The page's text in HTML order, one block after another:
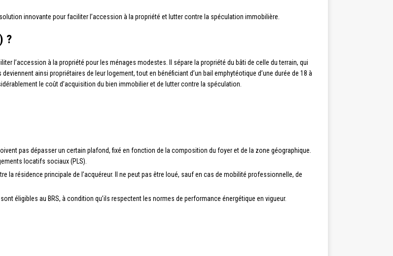
innovante pour faciliter l’accession à la propriété et lutter contre la spéculation immobilière.
?
l’accession à la propriété pour les ménages modestes. Il sépare la propriété du bâti de celle du terrain, qui
ainsi propriétaires de leur logement, tout en bénéficiant d’un bail emphytéotique d’une durée de 18 à
le coût d’acquisition du bien immobilier et de lutter contre la spéculation.
pas dépasser un certain plafond, fixé en fonction de la composition du foyer et de la zone géographique.
locatifs sociaux (PLS).
la résidence principale de l’acquéreur. Il ne peut pas être loué, sauf en cas de mobilité professionnelle, de
éligibles au BRS, à condition qu’ils respectent les normes de performance énergétique en vigueur.